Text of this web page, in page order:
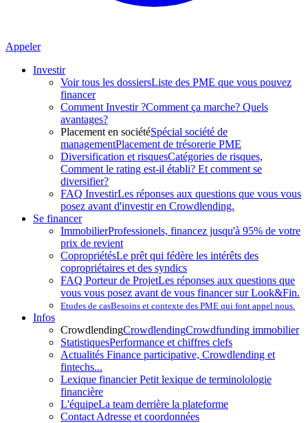
Appeler
Investir
Voir tous les dossiersListe des PME que vous pouvez
financer
Comment Investir ?Comment ça marche? Quels
avantages?
Placement en sociétéSpécial société de
managementPlacement de trésorerie PME
Diversification et risquesCatégories de risques,
Comment le rating est-il établi? Et comment se
diversifier?
FAQ InvestirLes réponses aux questions que vous vous
posez avant d'investir en Crowdlending.
Se financer
ImmobilierProfessionels, financez jusqu'à 95% de votre
prix de revient
CopropriétésLe prêt qui fédère les intérêts des
copropriétaires et des syndics
FAQ Porteur de ProjetLes réponses aux questions que
vous vous posez avant de vous financer sur Look&Fin.
Etudes de casBesoins et contexte des PME qui font appel nous.
Infos
CrowdlendingCrowdlendingCrowdfunding immobilier
StatistiquesPerformance et chiffres clefs
Actualités Finance participative, Crowdlending et
fintechs...
Lexique financierPetit lexique de terminolologie
financière
L'équipeLa team derrière la plateforme
Contact Adresse et coordonnées